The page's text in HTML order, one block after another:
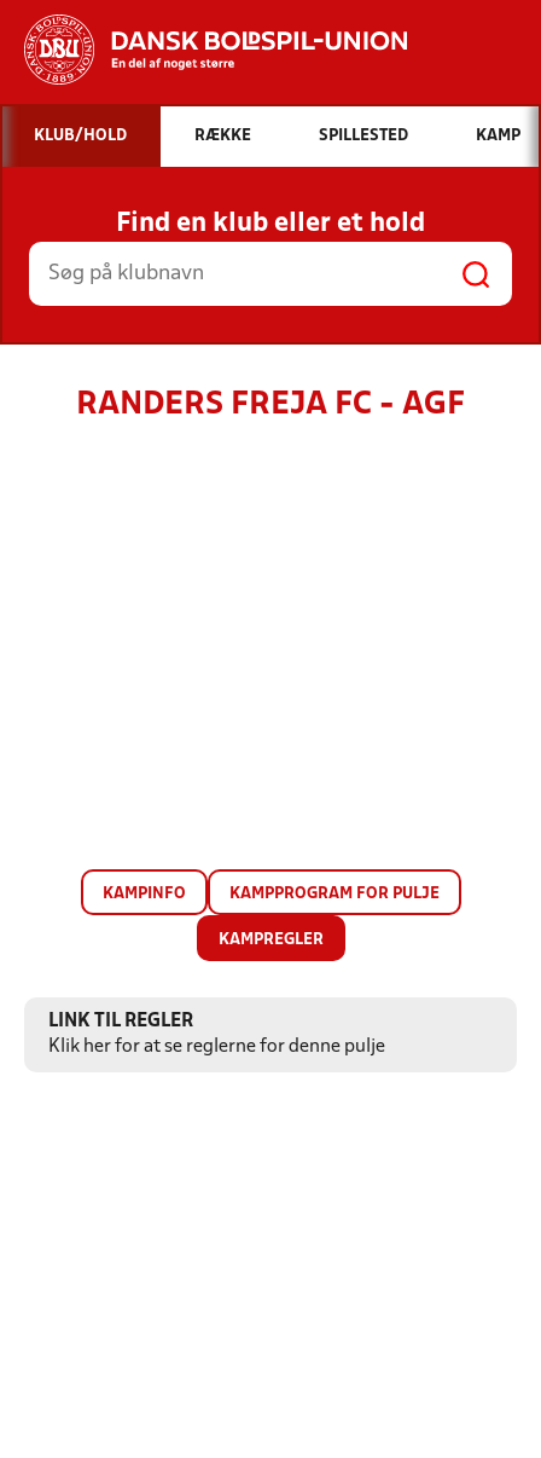
Hvad vil du søge efter?
INDHOLD OG NYHEDER
STILLINGER, RESULTATER, KLUBBER OG
HOLD
KLUB/HOLD RÆKKE SPILLESTED KAMP
Find en klub eller et hold
RANDERS FREJA FC - AGF
KAMPINFO KAMPPROGRAM FOR PULJE
KAMPREGLER
LINK TIL REGLER
Klik her for at se reglerne for denne pulje